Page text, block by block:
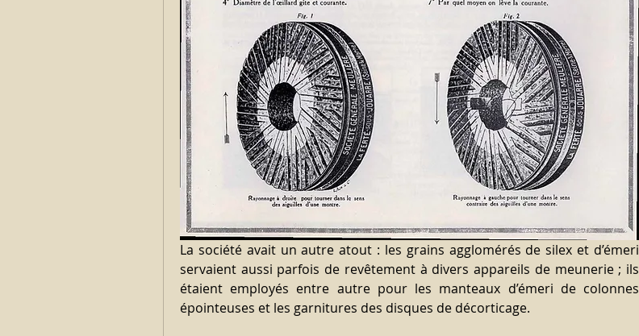
La société avait un autre atout : les grains agglomérés de silex et d’émeri
servaient aussi parfois de revêtement à divers appareils de meunerie ; ils
étaient employés entre autre pour les manteaux d’émeri de colonnes
épointeuses et les garnitures des disques de décorticage.